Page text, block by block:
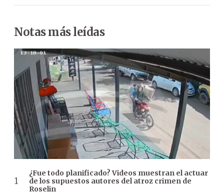
Notas más leídas
¿Fue todo planificado? Videos muestran el actuar
de los supuestos autores del atroz crimen de
Roselin